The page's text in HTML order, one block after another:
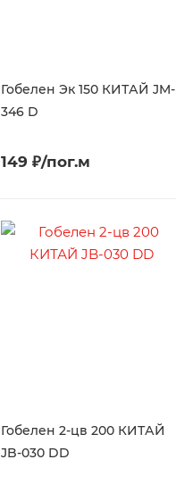
Гобелен Эк 150 КИТАЙ JM-
346 D
149 ₽/пог.м
Гобелен 2-цв 200 КИТАЙ
JB-030 DD